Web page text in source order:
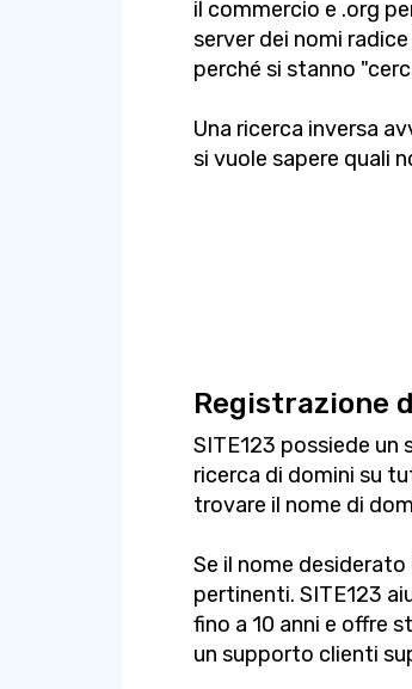
il commercio e .org
server dei nomi
perché si stanno
Una ricerca inversa
si vuole sapere quali
Registrazione
SITE123 possiede
ricerca di domini su
trovare il nome di
Se il nome
pertinenti. SITE123
fino a 10 anni e offre
un supporto clienti